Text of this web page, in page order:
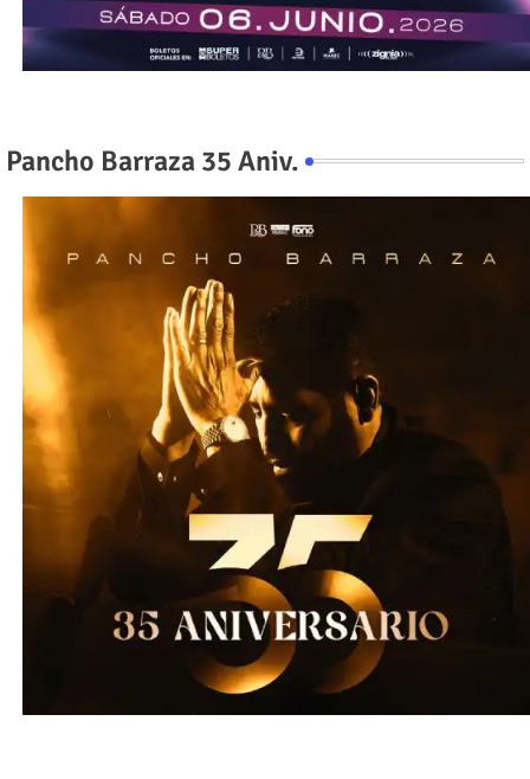
Pancho Barraza 35 Aniv.